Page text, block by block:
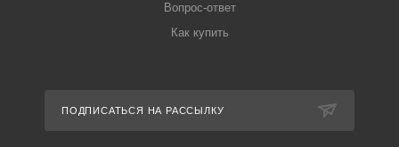
Вопрос-ответ
Как купить
ПОДПИСАТЬСЯ НА РАССЫЛКУ